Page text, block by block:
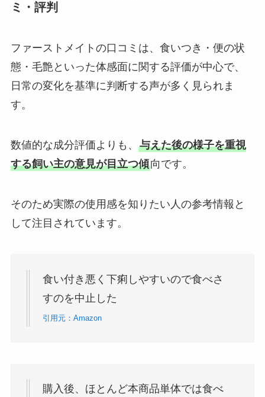
ミ・評判
ファーストメイトの口コミは、食いつき・便の状
態・毛艶といった体感面に関する評価が中心で、
日常の変化を基準に判断する声が多く見られま
す。
数値的な成分評価よりも、 与えた後の様子を重視
する飼い主の意見が目立つ傾向です。
そのため実際の使用感を知りたい人の参考情報と
して注目されています。
食い付き悪く下痢しやすいので食べさ
すのを中止した
引用元：Amazon
購入後、ほとんど本商品単体では食べ